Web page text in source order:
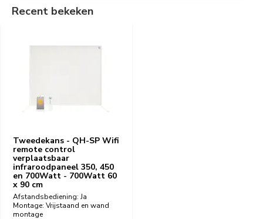
Recent bekeken
Tweedekans - QH-SP Wifi
remote control
verplaatsbaar
infraroodpaneel 350, 450
en 700Watt - 700Watt 60
x 90 cm
Afstandsbediening: Ja
Montage: Vrijstaand en wand
montage